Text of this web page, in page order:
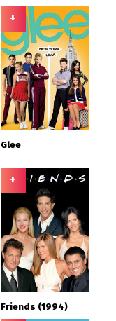
+
Glee
+
Friends (1994)